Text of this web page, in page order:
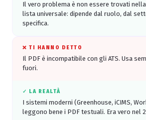
Il vero problema è non essere trovati
lista universale: dipende dal ruolo, dal
specifica.
❌ TI HANNO DETTO
Il PDF è incompatibile con gli ATS. Usa
fuori.
✓ LA REALTÀ
I sistemi moderni (Greenhouse, iCIMS,
leggono bene i PDF testuali. Era vero nel